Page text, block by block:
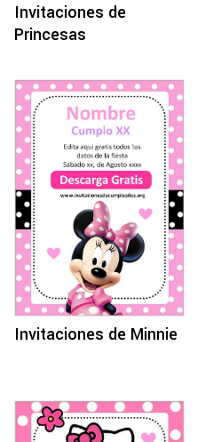
Invitaciones de
Princesas
Invitaciones de Minnie